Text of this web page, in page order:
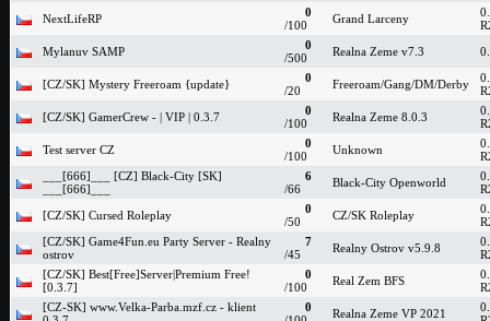
NextLifeRP
0
/100
Grand Larceny
Mylanuv SAMP
0
/500
Realna Zeme v7.3
[CZ/SK] Mystery Freeroam {update}
0
/20
Freeroam/Gang/DM/Derby
[CZ/SK] GamerCrew - | VIP | 0.3.7
0
/100
Realna Zeme 8.0.3
Test server CZ
0
/100
Unknown
___[666]___ [CZ] Black-City [SK]
___[666]___
6
/66
Black-City Openworld
[CZ/SK] Cursed Roleplay
0
/50
CZ/SK Roleplay
[CZ/SK] Game4Fun.eu Party Server - Realny
ostrov
7
/45
Realny Ostrov v5.9.8
[CZ/SK] Best[Free]Server|Premium Free!
[0.3.7]
0
/100
Real Zem BFS
[CZ-SK] www.Velka-Parba.mzf.cz - klient
0
Realna Zeme VP 2021